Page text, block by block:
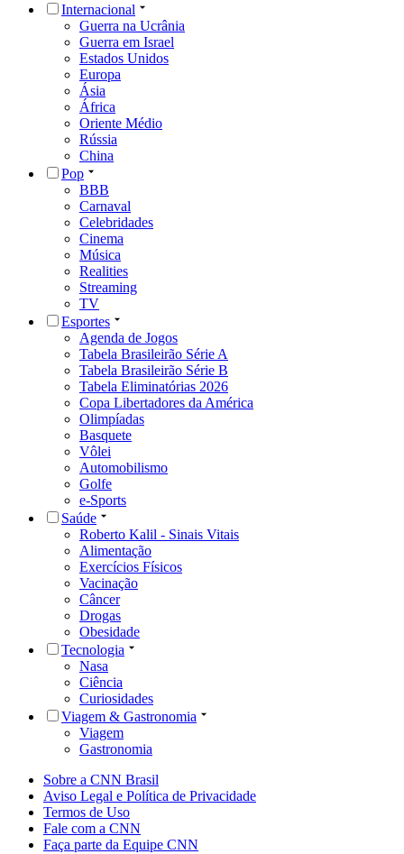
Internacional
Guerra na Ucrânia
Guerra em Israel
Estados Unidos
Europa
Ásia
África
Oriente Médio
Rússia
China
Pop
BBB
Carnaval
Celebridades
Cinema
Música
Realities
Streaming
TV
Esportes
Agenda de Jogos
Tabela Brasileirão Série A
Tabela Brasileirão Série B
Tabela Eliminatórias 2026
Copa Libertadores da América
Olimpíadas
Basquete
Vôlei
Automobilismo
Golfe
e-Sports
Saúde
Roberto Kalil - Sinais Vitais
Alimentação
Exercícios Físicos
Vacinação
Câncer
Drogas
Obesidade
Tecnologia
Nasa
Ciência
Curiosidades
Viagem & Gastronomia
Viagem
Gastronomia
Sobre a CNN Brasil
Aviso Legal e Política de Privacidade
Termos de Uso
Fale com a CNN
Faça parte da Equipe CNN